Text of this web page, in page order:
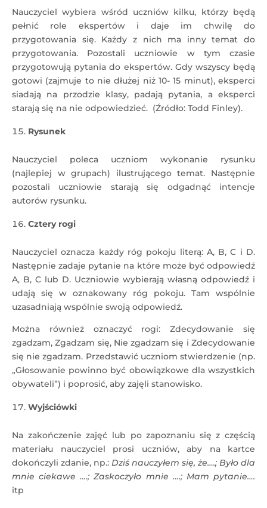
Nauczyciel wybiera wśród uczniów kilku, którzy będą
pełnić role ekspertów i daje im chwilę do
przygotowania się. Każdy z nich ma inny temat do
przygotowania. Pozostali uczniowie w tym czasie
przygotowują pytania do ekspertów. Gdy wszyscy będą
gotowi (zajmuje to nie dłużej niż 10- 15 minut), eksperci
siadają na przodzie klasy, padają pytania, a eksperci
starają się na nie odpowiedzieć. (Źródło: Todd Finley).
Rysunek
Nauczyciel poleca uczniom wykonanie rysunku
(najlepiej w grupach) ilustrującego temat. Następnie
pozostali uczniowie starają się odgadnąć intencje
autorów rysunku.
Cztery rogi
Nauczyciel oznacza każdy róg pokoju literą: A, B, C i D.
Następnie zadaje pytanie na które może być odpowiedź
A, B, C lub D. Uczniowie wybierają własną odpowiedź i
udają się w oznakowany róg pokoju. Tam wspólnie
uzasadniają wspólnie swoją odpowiedź.
Można również oznaczyć rogi: Zdecydowanie się
zgadzam, Zgadzam się, Nie zgadzam się i Zdecydowanie
się nie zgadzam. Przedstawić uczniom stwierdzenie (np.
„Głosowanie powinno być obowiązkowe dla wszystkich
obywateli”) i poprosić, aby zajęli stanowisko.
Wyjściówki
Na zakończenie zajęć lub po zapoznaniu się z częścią
materiału nauczyciel prosi uczniów, aby na kartce
dokończyli zdanie, np.: Dziś nauczyłem się, że….; Było dla
mnie ciekawe ….; Zaskoczyło mnie ….; Mam pytanie….
itp